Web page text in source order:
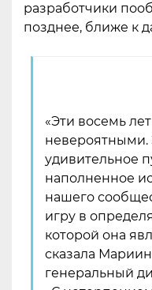
разработчики
позднее, ближе к
«Эти восемь
невероятными.
удивительное
наполненное
нашего
игру в
которой она
сказала
генеральный